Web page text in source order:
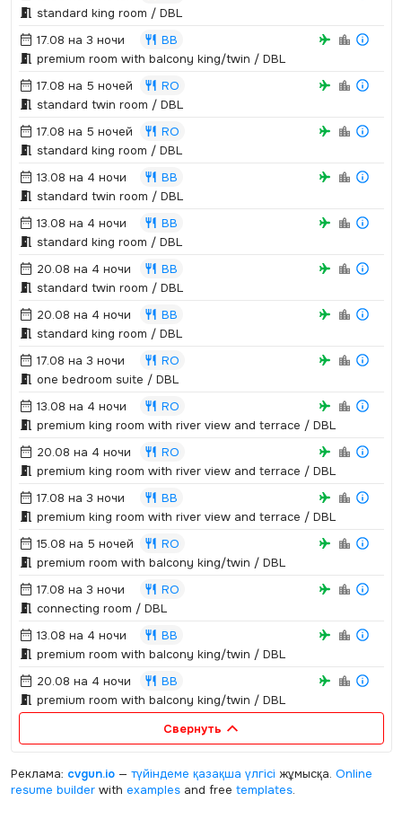
standard king room / DBL
17.08 на 3 ночи
BB
premium room with balcony king/twin / DBL
17.08 на 5 ночей
RO
standard twin room / DBL
17.08 на 5 ночей
RO
standard king room / DBL
13.08 на 4 ночи
BB
standard twin room / DBL
13.08 на 4 ночи
BB
standard king room / DBL
20.08 на 4 ночи
BB
standard twin room / DBL
20.08 на 4 ночи
BB
standard king room / DBL
17.08 на 3 ночи
RO
one bedroom suite / DBL
13.08 на 4 ночи
RO
premium king room with river view and terrace / DBL
20.08 на 4 ночи
RO
premium king room with river view and terrace / DBL
17.08 на 3 ночи
BB
premium king room with river view and terrace / DBL
15.08 на 5 ночей
RO
premium room with balcony king/twin / DBL
17.08 на 3 ночи
RO
connecting room / DBL
13.08 на 4 ночи
BB
premium room with balcony king/twin / DBL
20.08 на 4 ночи
BB
premium room with balcony king/twin / DBL
Свернуть
Реклама: cvgun.io— түйіндеме қазақша үлгісі жұмысқа. Online
resume builderwith examplesand free templates.